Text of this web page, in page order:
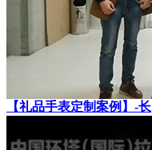
【礼品手表定制案例】-长